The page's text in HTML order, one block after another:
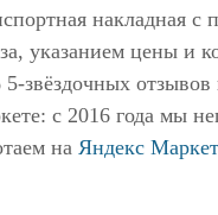
накладная с
указанием цены и
5-звёздочных отзывов
: с 2016 года мы
на Яндекс